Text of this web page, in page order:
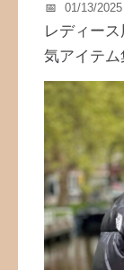
01/13/2025
レディー
気アイテム